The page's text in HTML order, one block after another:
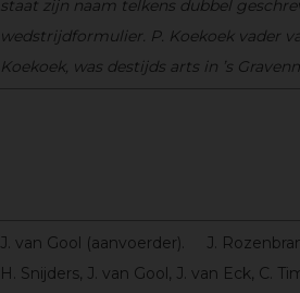
staat zijn naam telkens dubbel
wedstrijdformulier. P. Koekoek vader
Koekoek, was destijds arts in ’s
J. van Gool (aanvoerder). J.
H. Snijders, J. van Gool, J. van Eck, C.